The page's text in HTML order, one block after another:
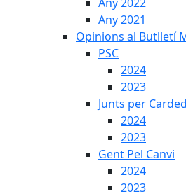
Any 2021
Opinions al Butlletí
PSC
2024
2023
Junts per
2024
2023
Gent Pel Canvi
2024
2023